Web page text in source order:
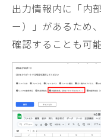
出力情報内に「内
ー）」があるため
確認することも可能